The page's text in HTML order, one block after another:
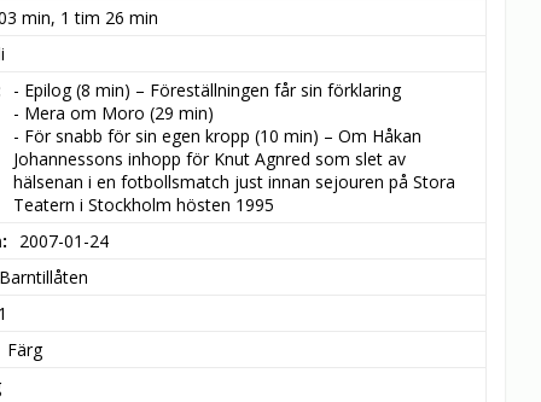
min, 1 tim 26 min
- Epilog (8 min) – Föreställningen får sin förklaring
- Mera om Moro (29 min)
- För snabb för sin egen kropp (10 min) – Om Håkan
Johannessons inhopp för Knut Agnred som slet av
hälsenan i en fotbollsmatch just innan sejouren på Stora
Teatern i Stockholm hösten 1995
2007-01-24
Barntillåten
1
Färg